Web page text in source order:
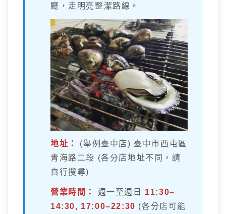
廳，走明亮整潔路線。
地址：
(舉例臺中店) 臺中市西屯區
青海路二段 (各分店地址不同，請
自行搜尋)
營業時間： 週一至週日 11:30–
14:30, 17:00–22:30 (各分店可能